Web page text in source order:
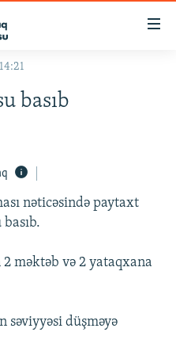
basıb
nəticəsində paytaxt
məktəb və 2 yataqxana
səviyyəsi düşməyə